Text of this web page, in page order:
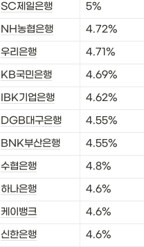
SC제일은행
5%
NH농협은행
4.72%
우리은행
4.71%
KB국민은행
4.69%
IBK기업은행
4.62%
DGB대구은행
4.55%
BNK부산은행
4.55%
수협은행
4.8%
하나은행
4.6%
케이뱅크
4.6%
신한은행
4.6%